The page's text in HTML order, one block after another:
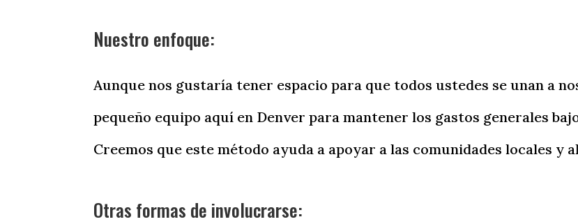
Nuestro enfoque:
Aunque nos gustaría tener espacio para que todos ustedes se unan a
pequeño equipo aquí en Denver para mantener los gastos generales
Creemos que este método ayuda a apoyar a las comunidades locales y
Otras formas de involucrarse: